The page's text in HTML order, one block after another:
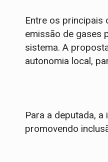
Entre os principais
emissão de gases
sistema. A
autonomia local,
Para a deputada,
promovendo